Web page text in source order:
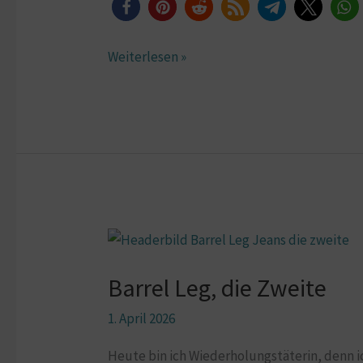
Weiterlesen »
Barrel Leg, die Zweite
1. April 2026
Heute bin ich Wiederholungstäterin, denn
Barrel
die